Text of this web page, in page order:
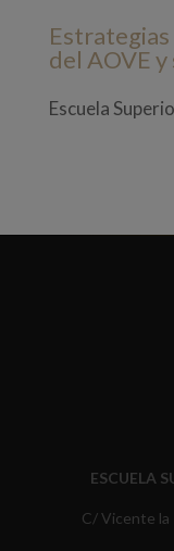
del AOVE
Escuela
ESCUELA
C/ Vicente la